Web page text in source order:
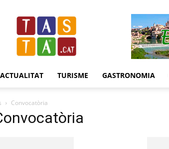
Revista
Tasta.cat
ACTUALITAT TURISME GASTRONOMIA
Convocatòria